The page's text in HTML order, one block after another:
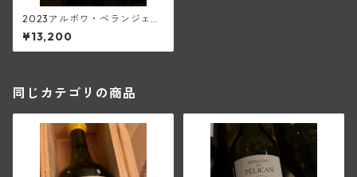
2023アルボワ・ベランジェ・
トルソー(ペリカン)
¥13,200
同じカテゴリの商品